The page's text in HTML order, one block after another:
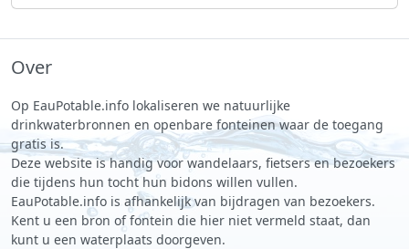
Over
Op EauPotable.info lokaliseren we natuurlijke
drinkwaterbronnen en openbare fonteinen waar de toegang
gratis is.
Deze website is handig voor wandelaars, fietsers en bezoekers
die tijdens hun tocht hun bidons willen vullen.
EauPotable.info is afhankelijk van bijdragen van bezoekers.
Kent u een bron of fontein die hier niet vermeld staat, dan
kunt u een waterplaats doorgeven.